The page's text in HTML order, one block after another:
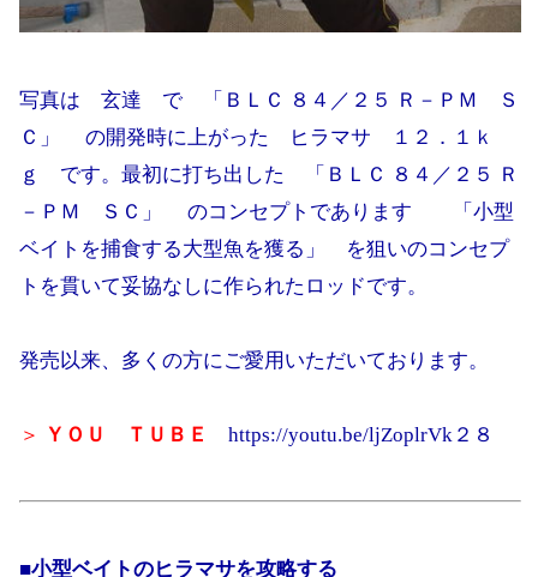
写真は 玄達 で 「ＢＬＣ ８４／２５ Ｒ－ＰＭ Ｓ
Ｃ」 の開発時に上がった ヒラマサ １２．１ｋ
ｇ です。最初に打ち出した 「ＢＬＣ ８４／２５ Ｒ
－ＰＭ ＳＣ」 のコンセプトであります 「小型
ベイトを捕食する大型魚を獲る」 を狙いのコンセプ
トを貫いて妥協なしに作られたロッドです。
発売以来、多くの方にご愛用いただいております。
＞ ＹＯＵ ＴＵＢＥ https://youtu.be/ljZoplrVk２８
■小型ベイトのヒラマサを攻略する